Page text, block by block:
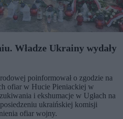
Władze Ukrainy wydały
poinformował o zgodzie na
ofiar w Hucie Pieniackiej w
i ekshumacje w Ugłach na
ukraińskiej komisji
ofiar wojny.